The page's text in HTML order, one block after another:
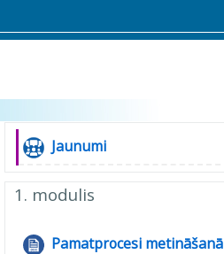
Topic outline
GeneralJaunumi
Forum
1. modulis
Pamatprocesi metināšanā
File